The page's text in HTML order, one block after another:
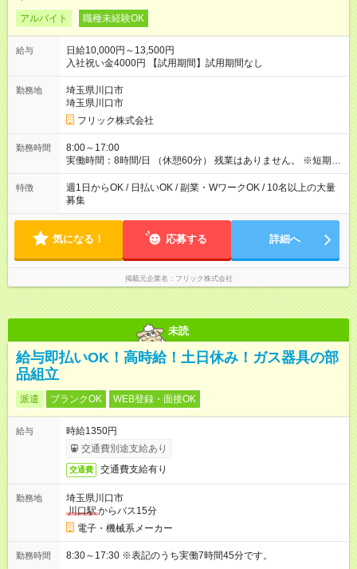
アルバイト 職種未経験OK
給与
日給10,000円～13,500円
入社祝い金4000円 【試用期間】試用期間なし
勤務地
埼玉県川口市
埼玉県川口市
フリック株式会社
勤務時間
8:00～17:00
実働時間：8時間/日 （休憩60分） 残業はありません。 ※短期の
募集は行っておりません。予めご了承くださいませ。
特徴
週1日からOK / 日払いOK / 副業・WワークOK / 10名以上の大量
募集
気になる！ 応募する 詳細へ
掲載元企業名 フリック株式会社
未読
給与即払いOK！高時給！土日休み！ガス器具の部
品組立
派遣 ブランクOK WEB登録・面接OK
給与
時給1350円
交通費別途支給あり
交通費 交通費支給有り
勤務地
埼玉県川口市
川口駅からバス15分
電子・機械系メーカー
勤務時間 8:30～17:30 ※表記のうち実働7時間45分です。